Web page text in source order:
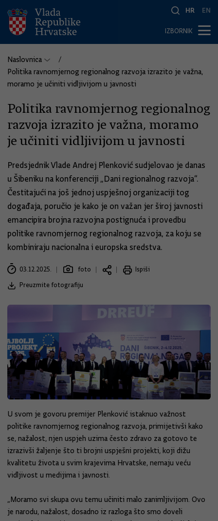
HR EN
IZBORNIK
Naslovnica
Politika ravnomjernog regionalnog razvoja izrazito je važna,
moramo je učiniti vidljivijom u javnosti
Politika ravnomjernog regionalnog
razvoja izrazito je važna, moramo
je učiniti vidljivijom u javnosti
Predsjednik Vlade Andrej Plenković sudjelovao je danas
u Šibeniku na konferenciji „Dani regionalnog razvoja“.
Čestitajući na još jednoj uspješnoj organizaciji tog
događaja, poručio je kako je on važan jer široj javnosti
emancipira brojna razvojna postignuća i provedbu
politike ravnomjernog regionalnog razvoja, za koju se
kombiniraju nacionalna i europska sredstva.
03.12.2025. foto
Ispiši
Preuzmite fotografiju
U svom je govoru premijer Plenković istaknuo važnost
politike ravnomjernog regionalnog razvoja, primijetivši kako
se, nažalost, njen uspjeh uzima često zdravo za gotovo te
izrazivši žaljenje što ti brojni uspješni projekti, koji dižu
kvalitetu života u svim krajevima Hrvatske, nemaju veću
vidljivost u medijima i javnosti.
„Moramo svi skupa ovu temu učiniti malo zanimljivijom. Ovo
je narodu, nažalost, dosadno iz razloga što smo doveli